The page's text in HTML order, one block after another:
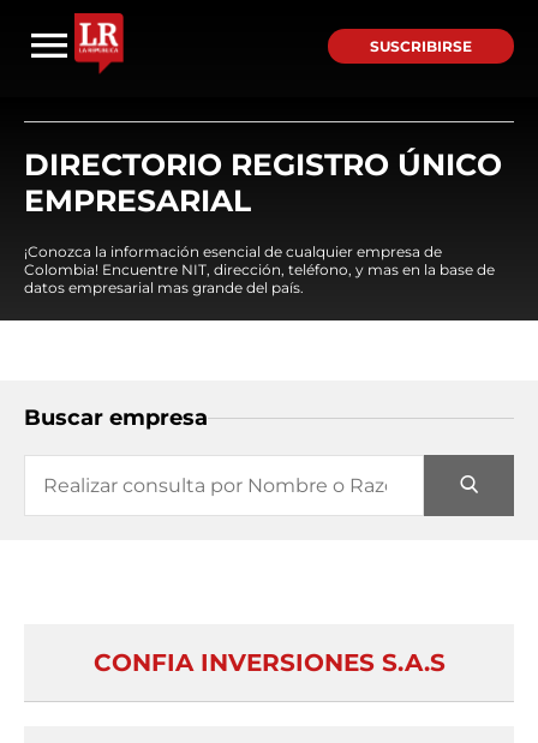
SUSCRIBIRSE
DIRECTORIO REGISTRO ÚNICO
EMPRESARIAL
¡Conozca la información esencial de cualquier empresa de
Colombia! Encuentre NIT, dirección, teléfono, y mas en la base de
datos empresarial mas grande del país.
Buscar empresa
CONFIA INVERSIONES S.A.S